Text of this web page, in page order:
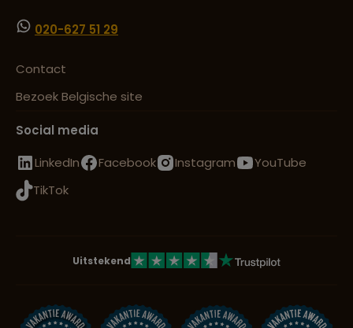
020-627 51 29
Contact
Bezoek Belgische site
Social media
LinkedIn
Facebook Instagram
YouTube
TikTok
Uitstekend